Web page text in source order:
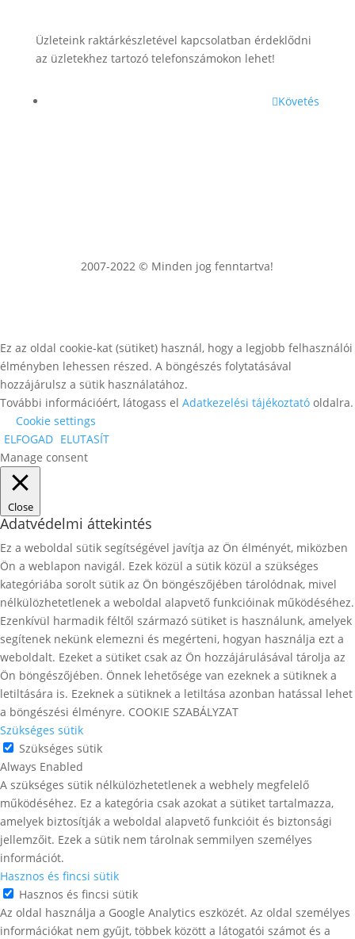
Üzleteink raktárkészletével kapcsolatban érdeklődni
az üzletekhez tartozó telefonszámokon lehet!
Követés
2007-2022 © Minden jog fenntartva!
Ez az oldal cookie-kat (sütiket) használ, hogy a legjobb felhasználói
élményben lehessen részed. A böngészés folytatásával
hozzájárulsz a sütik használatához.
További információért, látogass el Adatkezelési tájékoztató oldalra.
Cookie settings
ELFOGAD ELUTASÍT
Manage consent
Close
Adatvédelmi áttekintés
Ez a weboldal sütik segítségével javítja az Ön élményét, miközben
Ön a weblapon navigál. Ezek közül a sütik közül a szükséges
kategóriába sorolt ​​sütik az Ön böngészőjében tárolódnak, mivel
nélkülözhetetlenek a weboldal alapvető funkcióinak működéséhez.
Ezenkívül harmadik féltől származó sütiket is használunk, amelyek
segítenek nekünk elemezni és megérteni, hogyan használja ezt a
weboldalt. Ezeket a sütiket csak az Ön hozzájárulásával tárolja az
Ön böngészőjében. Önnek lehetősége van ezeknek a sütiknek a
letiltására is. Ezeknek a sütiknek a letiltása azonban hatással lehet
a böngészési élményre. COOKIE SZABÁLYZAT
Szükséges sütik
Szükséges sütik
Always Enabled
A szükséges sütik nélkülözhetetlenek a webhely megfelelő
működéséhez. Ez a kategória csak azokat a sütiket tartalmazza,
amelyek biztosítják a weboldal alapvető funkcióit és biztonsági
jellemzőit. Ezek a sütik nem tárolnak semmilyen személyes
információt.
Hasznos és fincsi sütik
Hasznos és fincsi sütik
Az oldal használja a Google Analytics eszközét. Az oldal személyes
információkat nem gyűjt, többek között a látogatói számot és a